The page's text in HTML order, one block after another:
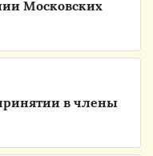
Московских
в члены